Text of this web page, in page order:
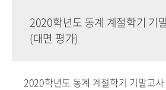
2020학년도 동계 계절학기 기
(대면 평가)
2020학년도 동계 계절학기 기말고